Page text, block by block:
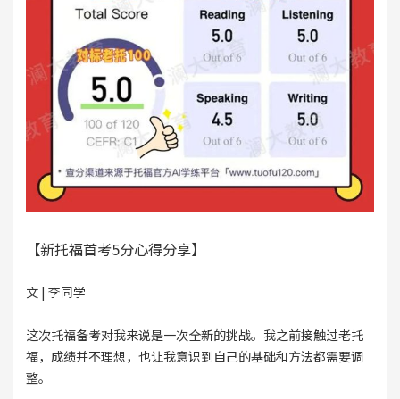
【新托福首考5分心得分享】
文 | 李同学
这次托福备考对我来说是一次全新的挑战。我之前接触过老托
福，成绩并不理想，也让我意识到自己的基础和方法都需要调
整。